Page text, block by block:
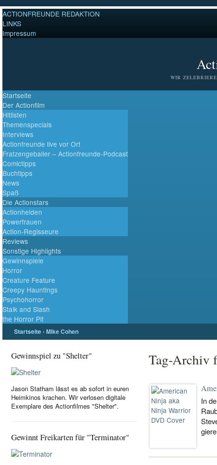
ACTIONFREUNDE REDAKTION
LINKS
Impressum
WIR
Startseite
Der Actionfilm
Hitlisten
Themenspecials
Interviews
Actionfreunde live vor Ort
Fratzengeballer – Actionfreunde-Podcast
Comictipps
Buchtipps
News
Spaß
Die Actionstars
Actionhelden
Powerfrauen
Action-Regisseure
Reviews
Sonstige Highlights
Gewinnspiele
Horror
Creature Feature
Creepy Hauntings
Psychohorror
Stalk and Slash
the Horror Pit
Startseite › Mike Cohen
Gewinnspiel zu "Shelter"
Jason Statham lässt es ab sofort in euren
Heimkinos krachen. Wir verlosen digitale
Exemplare des Actionfilmes "Shelter".
Gewinnt Freikarten für "Terminator"
Tag-Archiv
In